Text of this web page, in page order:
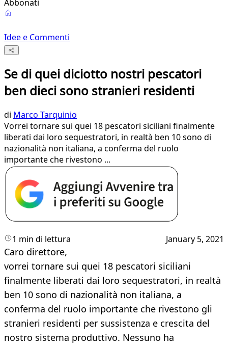
Abbonati
Idee e Commenti
Se di quei diciotto nostri pescatori
ben dieci sono stranieri residenti
di Marco Tarquinio
Vorrei tornare sui quei 18 pescatori siciliani finalmente
liberati dai loro sequestratori, in realtà ben 10 sono di
nazionalità non italiana, a conferma del ruolo
importante che rivestono ...
1 min di lettura January 5, 2021
Caro direttore,
vorrei tornare sui quei 18 pescatori siciliani
finalmente liberati dai loro sequestratori, in realtà
ben 10 sono di nazionalità non italiana, a
conferma del ruolo importante che rivestono gli
stranieri residenti per sussistenza e crescita del
nostro sistema produttivo. Nessuno ha